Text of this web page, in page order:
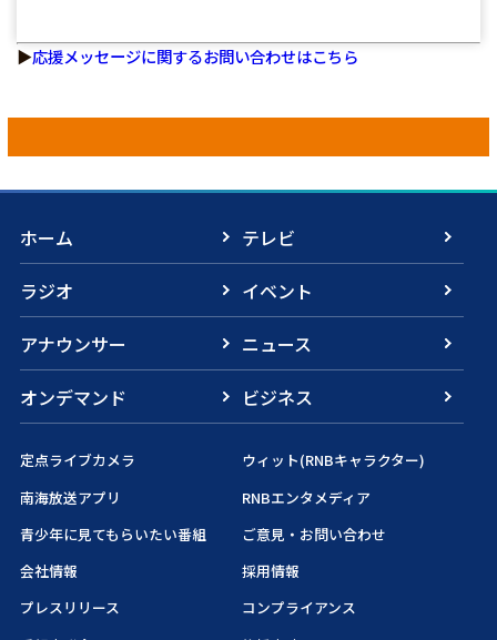
▶応援メッセージに関するお問い合わせはこちら
ホーム
テレビ
ラジオ
イベント
アナウンサー
ニュース
オンデマンド
ビジネス
定点ライブカメラ
ウィット(RNBキャラクター)
南海放送アプリ
RNBエンタメディア
青少年に見てもらいたい番組
ご意見・お問い合わせ
会社情報
採用情報
プレスリリース
コンプライアンス